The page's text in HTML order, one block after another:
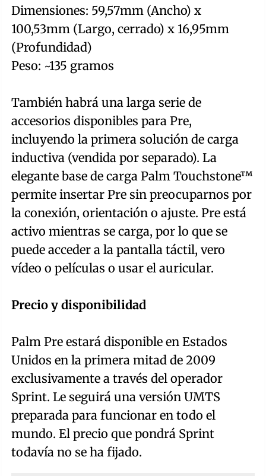
Dimensiones: 59,57mm (Ancho) x
100,53mm (Largo, cerrado) x 16,95mm
(Profundidad)
Peso: ~135 gramos
También habrá una larga serie de
accesorios disponibles para Pre,
incluyendo la primera solución de carga
inductiva (vendida por separado). La
elegante base de carga Palm Touchstone™
permite insertar Pre sin preocuparnos por
la conexión, orientación o ajuste. Pre está
activo mientras se carga, por lo que se
puede acceder a la pantalla táctil, vero
vídeo o películas o usar el auricular.
Precio y disponibilidad
Palm Pre estará disponible en Estados
Unidos en la primera mitad de 2009
exclusivamente a través del operador
Sprint. Le seguirá una versión UMTS
preparada para funcionar en todo el
mundo. El precio que pondrá Sprint
todavía no se ha fijado.